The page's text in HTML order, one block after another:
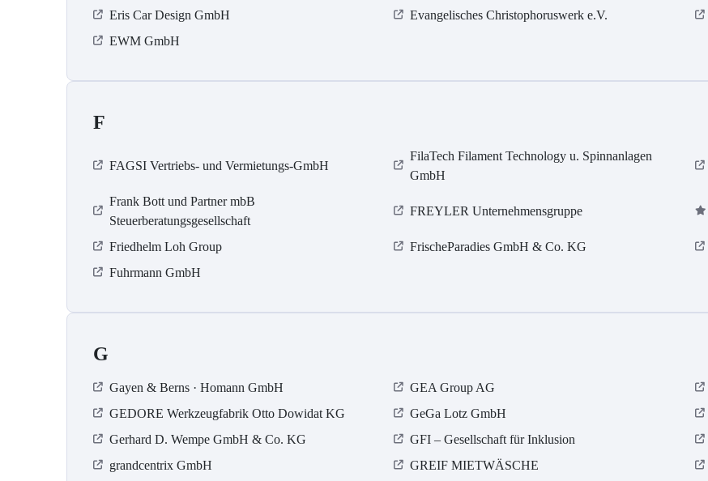
Eris Car Design GmbH
Evangelisches Christophoruswerk e.V.
EWM GmbH
F
FAGSI Vertriebs- und Vermietungs-GmbH
FilaTech Filament Technology u. Spinnanlagen
GmbH
Frank Bott und Partner mbB
Steuerberatungsgesellschaft
FREYLER Unternehmensgruppe
Friedhelm Loh Group FrischeParadies GmbH & Co. KG
Fuhrmann GmbH
G
Gayen & Berns · Homann GmbH GEA Group AG
GEDORE Werkzeugfabrik Otto Dowidat KG
GeGa Lotz GmbH
Gerhard D. Wempe GmbH & Co. KG
GFI – Gesellschaft für Inklusion
grandcentrix GmbH
GREIF MIETWÄSCHE